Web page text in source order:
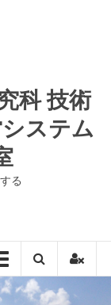
科 技術
ステム
る